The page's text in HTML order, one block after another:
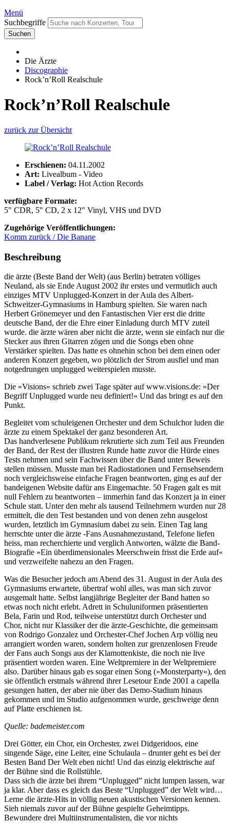
Menü
Suchbegriffe
Suchen
Die Ärzte
Discographie
Rock’n’Roll Realschule
Rock’n’Roll Realschule
zurück zur Übersicht
Erschienen: 04.11.2002
Art: Livealbum - Video
Label / Verlag: Hot Action Records
verfügbare Formate:
5" CDR, 5" CD, 2 x 12" Vinyl, VHS und DVD
Zugehörige Veröffentlichungen:
Komm zurück / Die Banane
Beschreibung
die ärzte (Beste Band der Welt) (aus Berlin) betraten völliges
Neuland, als sie Ende August 2002 ihr erstes und vermutlich auch
einziges MTV Unplugged-Konzert in der Aula des Albert-
Schweitzer-Gymnasiums in Hamburg spielten. Sie waren nach
Herbert Grönemeyer und den Fantastischen Vier erst die dritte
deutsche Band, der die Ehre einer Einladung durch MTV zuteil
wurde. die ärzte wären aber nicht die ärzte, wenn sie einfach nur die
Stecker aus ihren Gitarren zögen und die Songs eben ohne
Verstärker spielten. Das hatte es ohnehin schon bei dem einen oder
anderen Konzert gegeben, wo plötzlich der Strom ausfiel und man
notgedrungen unplugged weiterspielen musste.
Die »Visions« schrieb zwei Tage später auf www.visions.de: »Der
Begriff Unplugged wurde neu definiert!« Und das bringt es auf den
Punkt.
Begleitet vom schuleigenen Orchester und dem Schulchor luden die
ärzte zu einem Spektakel der ganz besonderen Art.
Das handverlesene Publikum rekrutierte sich zum Teil aus Freunden
der Band, der Rest der illustren Runde hatte zuvor die Hürde eines
Tests nehmen und sein Fachwissen über die Band unter Beweis
stellen müssen. Musste man bei Radiostationen und Fernsehsendern
noch vergleichsweise einfache Fragen beantworten, ging es auf der
bandeigenen Website dafür ans Eingemachte. 50 Fragen galt es mit
null Fehlern zu beantworten – immerhin fand das Konzert ja in einer
Schule statt. Unter den mehr als tausend Teilnehmern wurden nur 28
ermittelt, die den Test bestanden und von denen zehn ausgelost
wurden, letztlich im Gymnasium dabei zu sein. Einen Tag lang
herrschte unter die ärzte -Fans Ausnahmezustand, Telefone liefen
heiss, man recherchierte und verglich Antworten, wälzte die Band-
Biografie »Ein überdimensionales Meerschwein frisst die Erde auf«
und verzweifelte nahezu an den Fragen.
Was die Besucher jedoch am Abend des 31. August in der Aula des
Gymnasiums erwartete, übertraf wohl alles, was man sich zuvor
ausgemalt hatte. Selbst langjährige Begleiter der Band hatten so
etwas noch nicht erlebt. Adrett in Schuluniformen präsentierten
Bela, Farin und Rod, teilweise unterstützt durch Orchester und
Chor, nicht nur Klassiker der die ärzte-Geschichte, die gemeinsam
von Rodrigo Gonzalez und Orchester-Chef Jochen Arp völlig neu
arrangiert worden waren, sondern holten zur grenzenlosen Freude
der Fans auch Songs aus der Klamottenkiste, die noch nie live
präsentiert worden waren. Eine Weltpremiere in der Weltpremiere
also. Darüber hinaus gab es sogar einen Song (»Monsterparty«), den
sie öffentlich erstmals während ihrer Lesetour Ende 2001 a capella
gesungen hatten, der aber nie über das Demo-Stadium hinaus
gekommen und im Studio aufgenommen wurde, geschweige denn
auf Platte erschienen ist.
Quelle: bademeister.com
Drei Götter, ein Chor, ein Orchester, zwei Didgeridoos, eine
singende Säge, eine Leiter, eine Schulaula – drunter geht es bei der
Besten Band Der Welt eben nicht! Und das einzig elektrische auf
der Bühne sind die Rollstühle.
Dass sich die ärzte bei ihrem “Unplugged” nicht lumpen lassen, war
ja klar. Aber dass es gleich das Beste “Unplugged” der Welt wird…
Lerne die ärzte-Hits in völlig neuen akustischen Versionen kennen.
Sieh niemals zuvor auf der Bühne gespielte Geheimtipps.
Bewundere drei Multiinstrumentalisten, die vor nichts